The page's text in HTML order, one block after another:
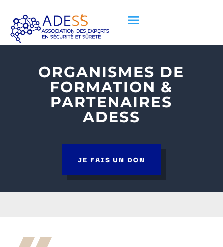
ORGANISMES DE
FORMATION &
PARTENAIRES
ADESS
JE FAIS UN DON